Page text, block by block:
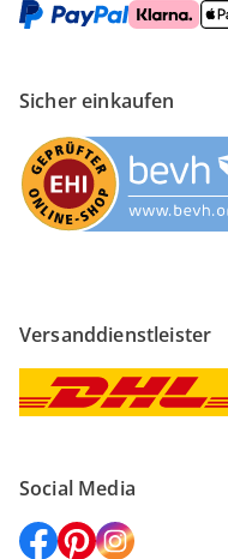
Sicher einkaufen
Versanddienstleister
Social Media